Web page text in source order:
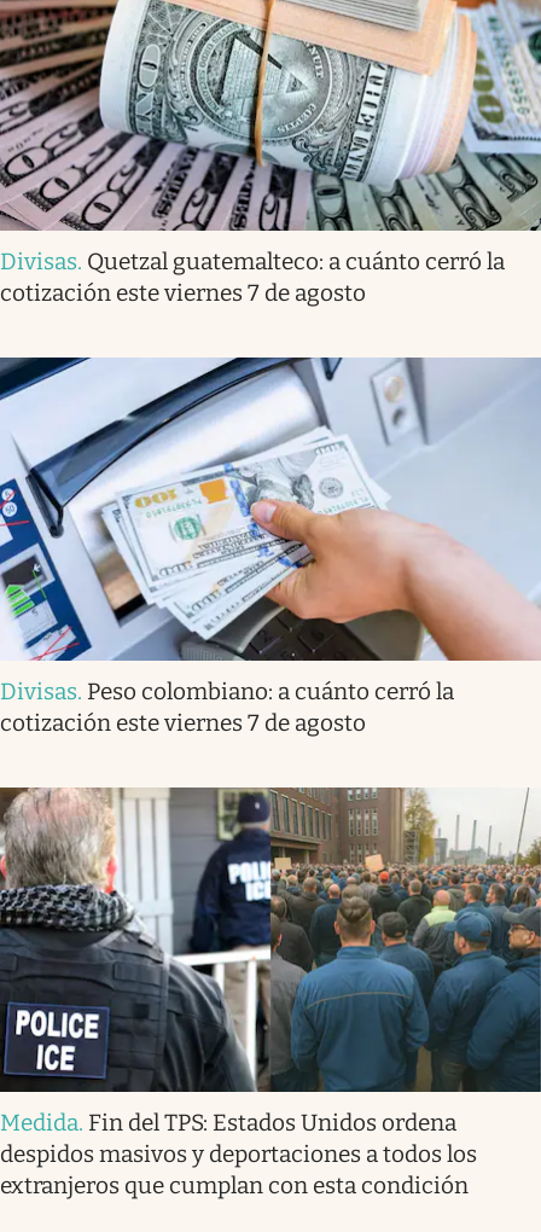
Divisas. Quetzal guatemalteco: a cuánto cerró la
cotización este viernes 7 de agosto
Divisas. Peso colombiano: a cuánto cerró la
cotización este viernes 7 de agosto
Medida. Fin del TPS: Estados Unidos ordena
despidos masivos y deportaciones a todos los
extranjeros que cumplan con esta condición